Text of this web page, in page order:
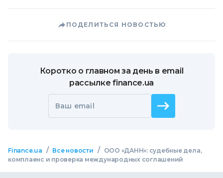
ПОДЕЛИТЬСЯ НОВОСТЬЮ
Коротко о главном за день в email
рассылке finance.ua
Ваш email
Finance.ua / Все новости /
ООО «ДАНН»: судебные дела,
комплаенс и проверка международных соглашений